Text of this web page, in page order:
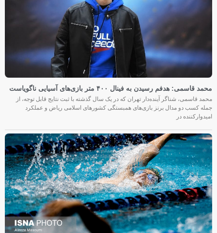
محمد قاسمی: هدفم رسیدن به فینال ۴۰۰ متر بازی‌های آسیایی ناگویاست
محمد قاسمی، شناگر آینده‌دار تهران که در یک سال گذشته با ثبت نتایج قابل توجه، از
جمله کسب دو مدال برنز بازی‌های همبستگی کشورهای اسلامی ریاض و عملکرد
امیدوارکننده در